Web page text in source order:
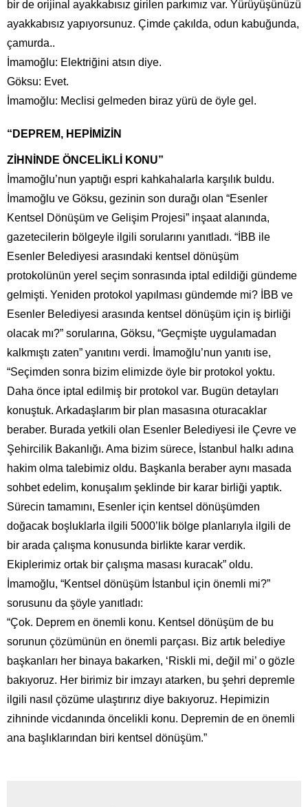
bir de orijinal ayakkabısız girilen parkımız var. Yürüyüşünüzü
ayakkabısız yapıyorsunuz. Çimde çakılda, odun kabuğunda,
çamurda..
İmamoğlu: Elektriğini atsın diye.
Göksu: Evet.
İmamoğlu: Meclisi gelmeden biraz yürü de öyle gel.
“DEPREM, HEPİMİZİN
ZİHNİNDE ÖNCELİKLİ KONU”
İmamoğlu’nun yaptığı espri kahkahalarla karşılık buldu.
İmamoğlu ve Göksu, gezinin son durağı olan “Esenler
Kentsel Dönüşüm ve Gelişim Projesi” inşaat alanında,
gazetecilerin bölgeyle ilgili sorularını yanıtladı. “İBB ile
Esenler Belediyesi arasındaki kentsel dönüşüm
protokolünün yerel seçim sonrasında iptal edildiği gündeme
gelmişti. Yeniden protokol yapılması gündemde mi? İBB ve
Esenler Belediyesi arasında kentsel dönüşüm için iş birliği
olacak mı?” sorularına, Göksu, “Geçmişte uygulamadan
kalkmıştı zaten” yanıtını verdi. İmamoğlu’nun yanıtı ise,
“Seçimden sonra bizim elimizde öyle bir protokol yoktu.
Daha önce iptal edilmiş bir protokol var. Bugün detayları
konuştuk. Arkadaşlarım bir plan masasına oturacaklar
beraber. Burada yetkili olan Esenler Belediyesi ile Çevre ve
Şehircilik Bakanlığı. Ama bizim sürece, İstanbul halkı adına
hakim olma talebimiz oldu. Başkanla beraber aynı masada
sohbet edelim, konuşalım şeklinde bir karar birliği yaptık.
Sürecin tamamını, Esenler için kentsel dönüşümden
doğacak boşluklarla ilgili 5000’lik bölge planlarıyla ilgili de
bir arada çalışma konusunda birlikte karar verdik.
Ekiplerimiz ortak bir çalışma masası kuracak” oldu.
İmamoğlu, “Kentsel dönüşüm İstanbul için önemli mi?”
sorusunu da şöyle yanıtladı:
“Çok. Deprem en önemli konu. Kentsel dönüşüm de bu
sorunun çözümünün en önemli parçası. Biz artık belediye
başkanları her binaya bakarken, ‘Riskli mi, değil mi’ o gözle
bakıyoruz. Her birimiz bir imzayı atarken, bu şehri depremle
ilgili nasıl çözüme ulaştırırız diye bakıyoruz. Hepimizin
zihninde vicdanında öncelikli konu. Depremin de en önemli
ana başlıklarından biri kentsel dönüşüm.”